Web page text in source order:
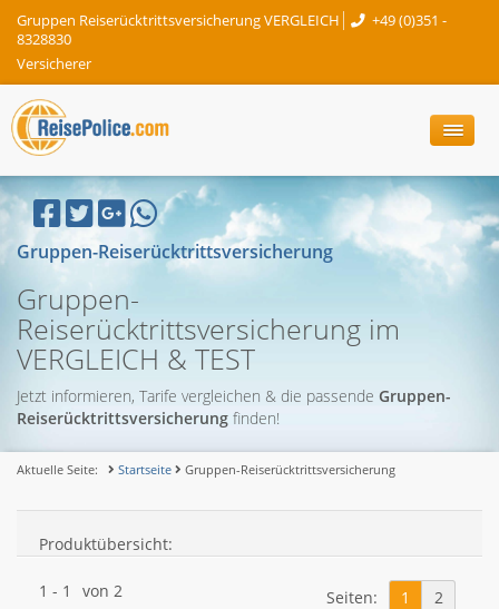
Gruppen Reiserücktrittsversicherung VERGLEICH
+49 (0)351 -
8328830
Versicherer
Gruppen-Reiserücktrittsversicherung
Gruppen-
Reiserücktrittsversicherung im
VERGLEICH & TEST
Jetzt informieren, Tarife vergleichen & die passende Gruppen-
Reiserücktrittsversicherung finden!
Aktuelle Seite: Startseite Gruppen-Reiserücktrittsversicherung
Produktübersicht:
1 - 1 von 2 Seiten: 1 2